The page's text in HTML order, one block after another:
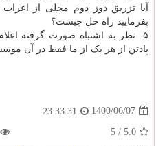
آیا تزریق دوز دوم محلی از
بفرمایید راه حل چیست؟
۵- نظر به اشتباه صورت گرفته
پادتن از هر یک از ما فقط در آن
1400/06/07
23:33:31
5.0
/
5